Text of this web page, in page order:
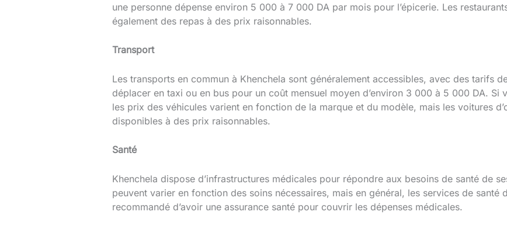
une personne dépense environ 5 000 à 7 000 DA par mois pour l’épicerie. Les
également des repas à des prix raisonnables.
Transport
Les transports en commun à Khenchela sont généralement accessibles, avec des tarifs
déplacer en taxi ou en bus pour un coût mensuel moyen d’environ 3 000 à 5 000 DA. Si
les prix des véhicules varient en fonction de la marque et du modèle, mais les voitures
disponibles à des prix raisonnables.
Santé
Khenchela dispose d’infrastructures médicales pour répondre aux besoins de santé de
peuvent varier en fonction des soins nécessaires, mais en général, les services de santé
recommandé d’avoir une assurance santé pour couvrir les dépenses médicales.